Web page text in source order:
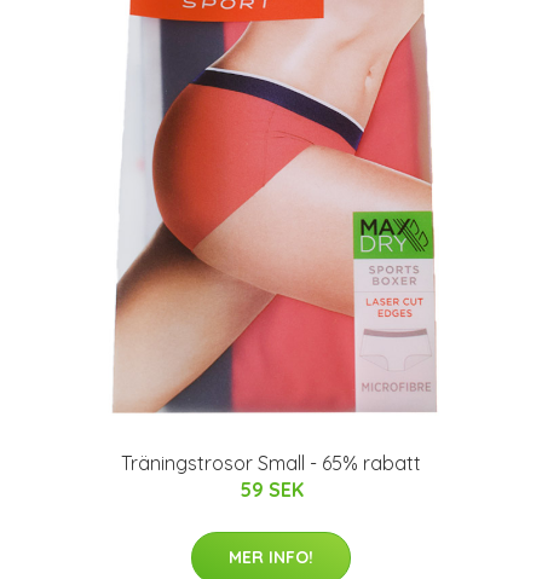
Träningstrosor Small - 65% rabatt
59 SEK
MER INFO!